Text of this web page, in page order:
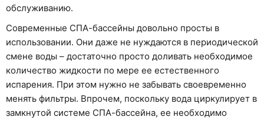
Рассказать новость
обслуживанию.
Современные СПА-бассейны довольно просты в
использовании. Они даже не нуждаются в периодической
смене воды – достаточно просто доливать необходимое
количество жидкости по мере ее естественного
испарения. При этом нужно не забывать своевременно
менять фильтры. Впрочем, поскольку вода циркулирует в
замкнутой системе СПА-бассейна, ее необходимо